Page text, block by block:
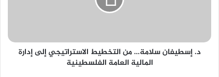
المالية
العامةد. إسطيفان سلامة… من التخطيط الاستراتيجي إلى إدارة
المالية العامة الفلسطينية